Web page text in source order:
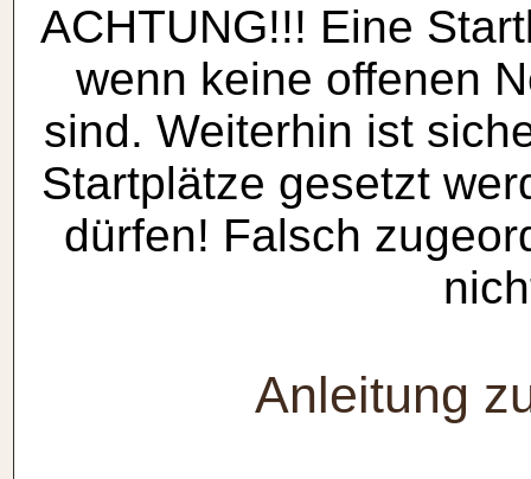
ACHTUNG!!! Eine
wenn keine offenen
sind. Weiterhin ist
Startplätze gesetzt
dürfen! Falsch
Anleitung